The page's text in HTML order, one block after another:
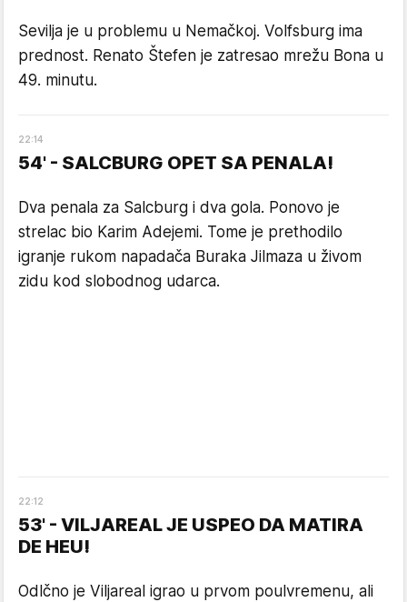
Sevilja je u problemu u Nemačkoj. Volfsburg ima
prednost. Renato Štefen je zatresao mrežu Bona u
49. minutu.
22:14
54' - SALCBURG OPET SA PENALA!
Dva penala za Salcburg i dva gola. Ponovo je
strelac bio Karim Adejemi. Tome je prethodilo
igranje rukom napadača Buraka Jilmaza u živom
zidu kod slobodnog udarca.
22:12
53' - VILJAREAL JE USPEO DA MATIRA
DE HEU!
Odlčno je Viljareal igrao u prvom poulvremenu, ali